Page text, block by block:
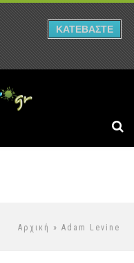
Ρεπορτάζ
Αρχική » Adam Levine
ΚΑΤΕΒΑΣΤΕ